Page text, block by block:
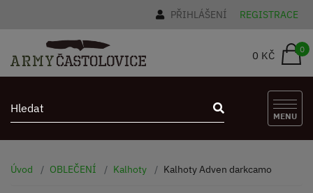
PŘIHLÁŠENÍ REGISTRACE
0 KČ 0
MENU
Úvod OBLEČENÍ Kalhoty Kalhoty Adven darkcamo